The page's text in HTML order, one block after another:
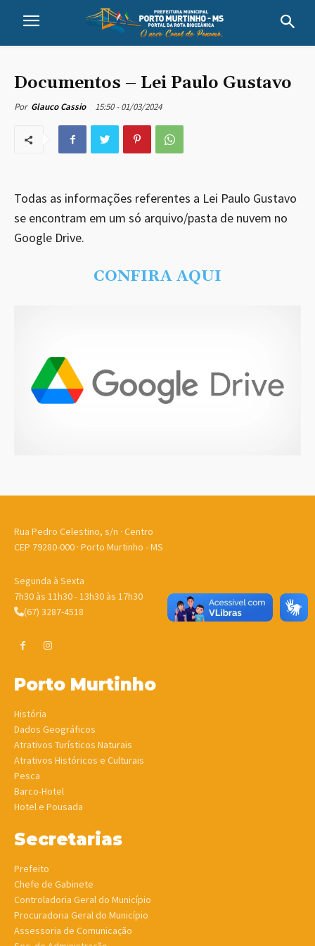
Documentos – Lei Paulo Gustavo
Por Glauco Cassio 15:50 - 01/03/2024
Todas as informações referentes a Lei Paulo Gustavo
se encontram em um só arquivo/pasta de nuvem no
Google Drive.
CONFIRA AQUI
Rua Pedro Celestino, s/n · Centro
CEP 79280-000 · Porto Murtinho - MS
Segunda à Sexta
7h30 às 11h30 - 13h30 às 17h30
(67) 3287-4518
Porto Murtinho
História
Dados Geográficos
Atrativos Turísticos Naturais
Atrativos Históricos e Culturais
Pesca
Barco-Hotel
Hotel e Pousada
Secretarias
Prefeito
Chefe de Gabinete
Controladoria Geral do Município
Procuradoria Geral do Município
Assessoria de Comunicação